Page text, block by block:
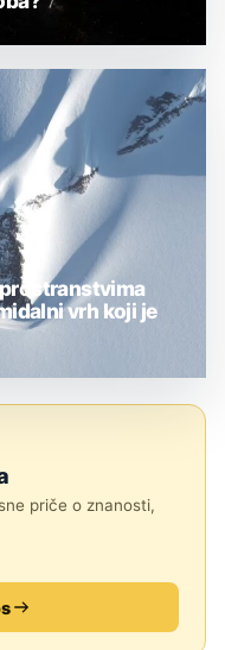
vrh koji je
priče o znanosti,